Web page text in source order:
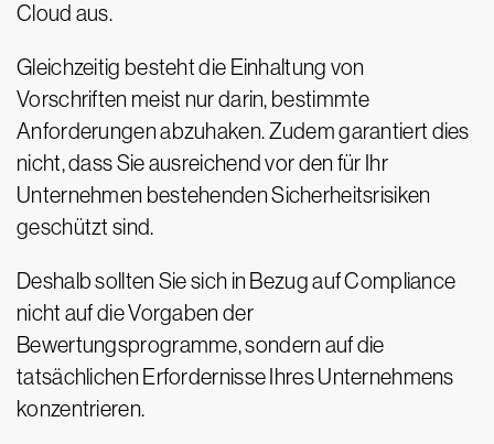
Cloud aus.
Gleichzeitig besteht die Einhaltung von
Vorschriften meist nur darin, bestimmte
Anforderungen abzuhaken. Zudem garantiert dies
nicht, dass Sie ausreichend vor den für Ihr
Unternehmen bestehenden Sicherheitsrisiken
geschützt sind.
Deshalb sollten Sie sich in Bezug auf Compliance
nicht auf die Vorgaben der
Bewertungsprogramme, sondern auf die
tatsächlichen Erfordernisse Ihres Unternehmens
konzentrieren.